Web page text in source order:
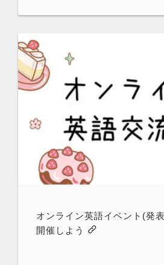
オンライン英語イベント(発
開催しよう